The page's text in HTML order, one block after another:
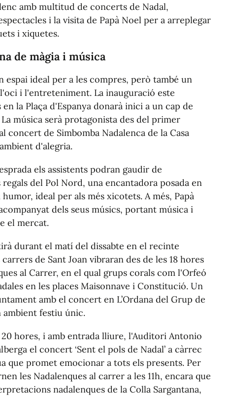
amb multitud de concerts de Nadal,
i la visita de Papà Noel per a arreplegar
i xiquetes.
de màgia i música
espai ideal per a les compres, però també un
i l'entreteniment. La inauguració este
en la Plaça d'Espanya donarà inici a un cap de
música serà protagonista des del primer
concert de Simbomba Nadalenca de la Casa
d'alegria.
els assistents podran gaudir de
del Pol Nord, una encantadora posada en
ideal per als més xicotets. A més, Papà
dels seus músics, portant música i
el mercat.
durant el matí del dissabte en el recinte
de Sant Joan vibraran des de les 18 hores
al Carrer, en el qual grups corals com l'Orfeó
en les places Maisonnave i Constitució. Un
amb el concert en L’Ordana del Grup de
festiu únic.
hores, i amb entrada lliure, l'Auditori Antonio
el concert ‘Sent el pols de Nadal’ a càrrec
que promet emocionar a tots els presents. Per
les Nadalenques al carrer a les 11h, encara que
nadalenques de la Colla Sargantana,